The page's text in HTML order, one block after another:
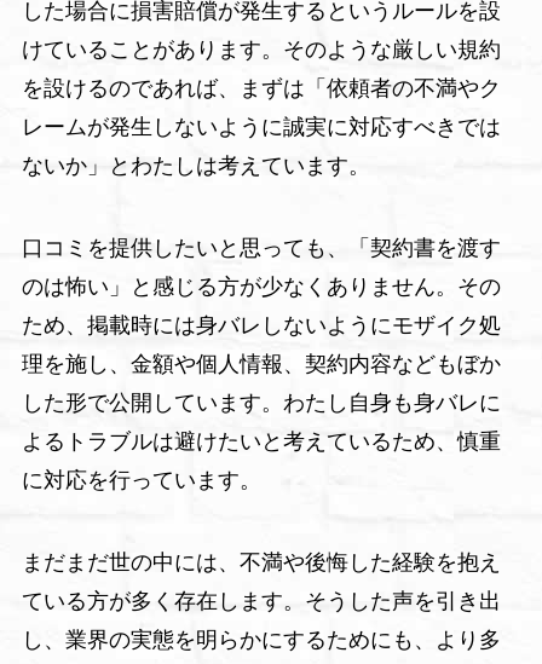
した場合に損害賠償が発生するというルールを設
けていることがあります。そのような厳しい規約
を設けるのであれば、まずは「依頼者の不満やク
レームが発生しないように誠実に対応すべきでは
ないか」とわたしは考えています。
口コミを提供したいと思っても、「契約書を渡す
のは怖い」と感じる方が少なくありません。その
ため、掲載時には身バレしないようにモザイク処
理を施し、金額や個人情報、契約内容などもぼか
した形で公開しています。わたし自身も身バレに
よるトラブルは避けたいと考えているため、慎重
に対応を行っています。
まだまだ世の中には、不満や後悔した経験を抱え
ている方が多く存在します。そうした声を引き出
し、業界の実態を明らかにするためにも、より多